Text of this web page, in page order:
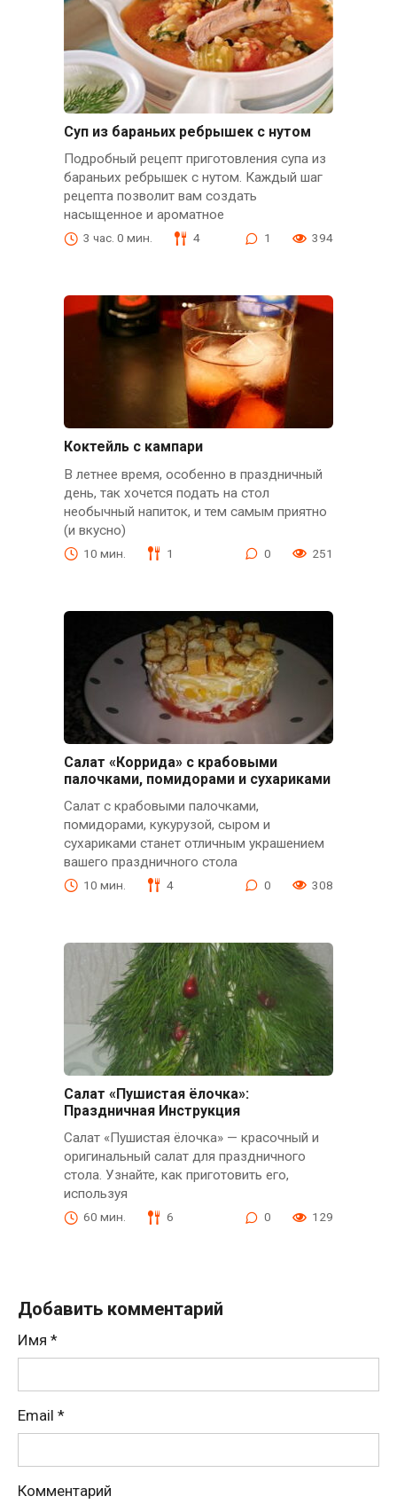
Суп из бараньих ребрышек с нутом
Подробный рецепт приготовления супа из
бараньих ребрышек с нутом. Каждый шаг
рецепта позволит вам создать
насыщенное и ароматное
3 час. 0 мин. 4 1 394
Коктейль с кампари
В летнее время, особенно в праздничный
день, так хочется подать на стол
необычный напиток, и тем самым приятно
(и вкусно)
10 мин. 1 0 251
Салат «Коррида» с крабовыми
палочками, помидорами и сухариками
Салат с крабовыми палочками,
помидорами, кукурузой, сыром и
сухариками станет отличным украшением
вашего праздничного стола
10 мин. 4 0 308
Салат «Пушистая ёлочка»:
Праздничная Инструкция
Салат «Пушистая ёлочка» — красочный и
оригинальный салат для праздничного
стола. Узнайте, как приготовить его,
используя
60 мин. 6 0 129
Добавить комментарий
Имя *
Email *
Комментарий